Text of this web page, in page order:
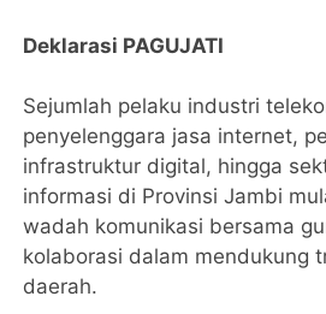
Deklarasi PAGUJATI
Sejumlah pelaku industri
penyelenggara jasa internet,
infrastruktur digital, hingga
informasi di Provinsi Jambi
wadah komunikasi bersama
kolaborasi dalam mendukung
daerah.